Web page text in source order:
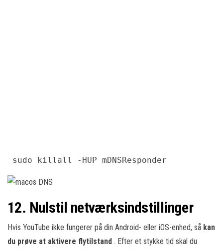
sudo killall -HUP mDNSResponder
12. Nulstil netværksindstillinger
Hvis YouTube ikke fungerer på din Android- eller iOS-enhed, så kan
du prøve at aktivere flytilstand . Efter et stykke tid skal du